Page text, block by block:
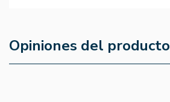
Opiniones del producto